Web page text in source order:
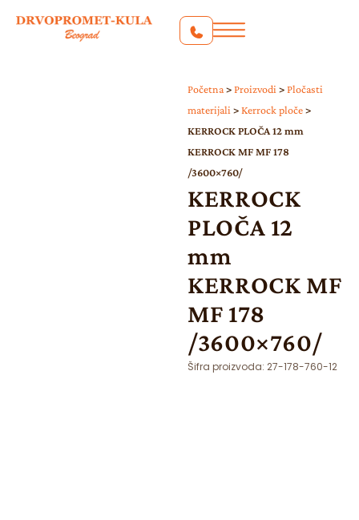
Početna > Proizvodi > Pločasti
materijali > Kerrock ploče >
KERROCK PLOČA 12 mm
KERROCK MF MF 178
/3600×760/
KERROCK
PLOČA 12
mm
KERROCK MF
MF 178
/3600×760/
Šifra proizvoda: 27-178-760-12